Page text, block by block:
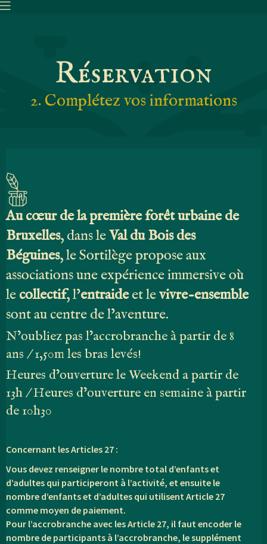
Réservation
2. Complétez vos informations
Au cœur de la première forêt urbaine de
Bruxelles, dans leVal du Bois des
Béguines, le Sortilège propose aux
associations une expérience immersive où
lecollectif, l’entraideet levivre-ensemble
sont au centre de l’aventure.
N’oubliez pas l’accrobranche à partir de 8
ans / 1,50m les bras levés!
Heures d’ouverture le Weekend a partir de
13h / Heures d’ouverture en semaine à partir
de 10h30
Concernant les Articles 27 :
Vous devez renseigner le nombre total d’enfants et
d’adultes qui participeront à l’activité, et ensuite le
nombre d’enfants et d’adultes qui utilisent Article 27
comme moyen de paiement.
Pour l’accrobranche avec les Article 27, il faut encoder le
nombre de participants à l’accrobranche, le supplément